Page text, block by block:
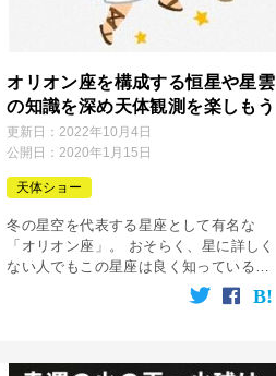
オリオン座を構成する恒星や星雲
の知識を深め天体観測を楽しもう
更新日：2022年10月4日
公開日：2020年1月15日
天体ショー
冬の星空を代表する星座として有名な
「オリオン座」。 おそらく、星に詳しく
ない人でもこの星座は良く知っている事
でしょう。 そんな有名な星座の「オリオ
ン座」はどんな星で構成されているの